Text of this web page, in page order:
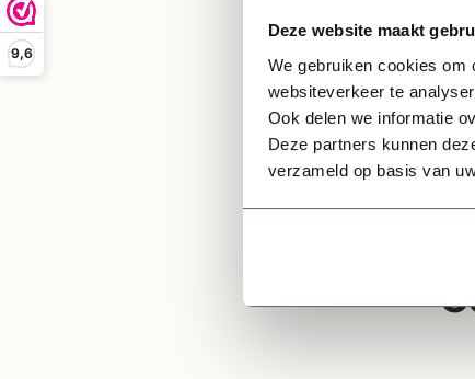
Deze website maakt
We gebruiken cookies om
websiteverkeer te
Ook delen we informatie
Deze partners kunnen
verzameld op basis van
9,6
een
*Dit
*Dit